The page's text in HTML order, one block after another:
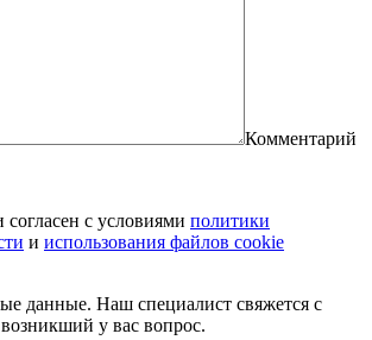
Комментарий
с условиями политики
и использования файлов cookie
данные. Наш специалист свяжется с
у вас вопрос.